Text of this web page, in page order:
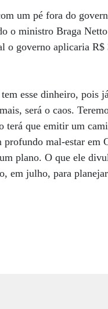
um pé fora do
o ministro Braga
o governo aplicaria
esse dinheiro, pois
será o caos.
terá que emitir um
profundo mal-estar em
plano. O que ele
em julho, para